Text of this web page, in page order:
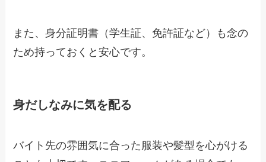
また、身分証明書（学生証、免許証など）も念の
ため持っておくと安心です。
身だしなみに気を配る
バイト先の雰囲気に合った服装や髪型を心がける